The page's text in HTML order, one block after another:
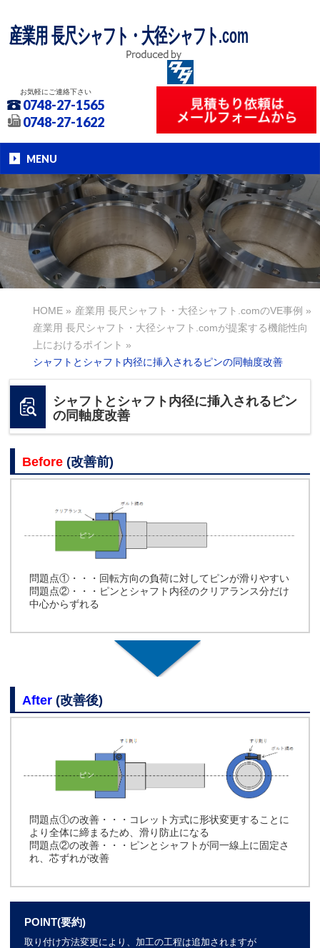
産業用 長尺シャフト・大径シャフト.com
お気軽にご連絡下さい
0748-27-1565
0748-27-1622
MENU
HOME » 産業用 長尺シャフト・大径シャフト.comのVE事例 »
産業用 長尺シャフト・大径シャフト.comが提案する機能性向
上におけるポイント »
シャフトとシャフト内径に挿入されるピンの同軸度改善
シャフトとシャフト内径に挿入されるピン
の同軸度改善
Before (改善前)
問題点①・・・回転方向の負荷に対してピンが滑りやすい
問題点②・・・ピンとシャフト内径のクリアランス分だけ
中心からずれる
After (改善後)
問題点①の改善・・・コレット方式に形状変更することに
より全体に締まるため、滑り防止になる
問題点②の改善・・・ピンとシャフトが同一線上に固定さ
れ、芯ずれが改善
POINT(要約)
取り付け方法変更により、加工の工程は追加されますが